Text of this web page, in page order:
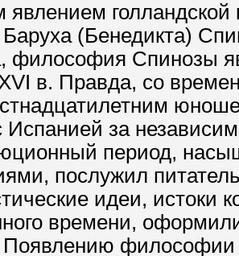
(Бенедикта)
философия Спинозы
в. Правда, со
Испанией за
период,
послужил
идеи, истоки
времени,
философии